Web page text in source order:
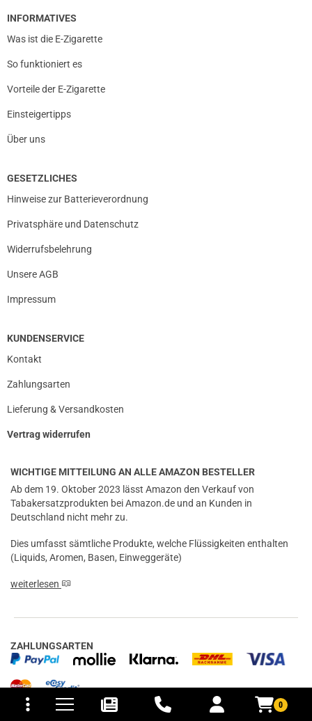
0
und Versandkosten
INFORMATIVES
Was ist die E-Zigarette
So funktioniert es
Vorteile der E-Zigarette
Einsteigertipps
Über uns
GESETZLICHES
Hinweise zur Batterieverordnung
Privatsphäre und Datenschutz
Widerrufsbelehrung
Unsere AGB
Impressum
KUNDENSERVICE
Kontakt
Zahlungsarten
Lieferung & Versandkosten
Vertrag widerrufen
WICHTIGE MITTEILUNG AN ALLE AMAZON BESTELLER
Ab dem 19. Oktober 2023 lässt Amazon den Verkauf von
Tabakersatzprodukten bei Amazon.de und an Kunden in
Deutschland nicht mehr zu.
Dies umfasst sämtliche Produkte, welche Flüssigkeiten enthalten
(Liquids, Aromen, Basen, Einweggeräte)
weiterlesen
ZAHLUNGSARTEN